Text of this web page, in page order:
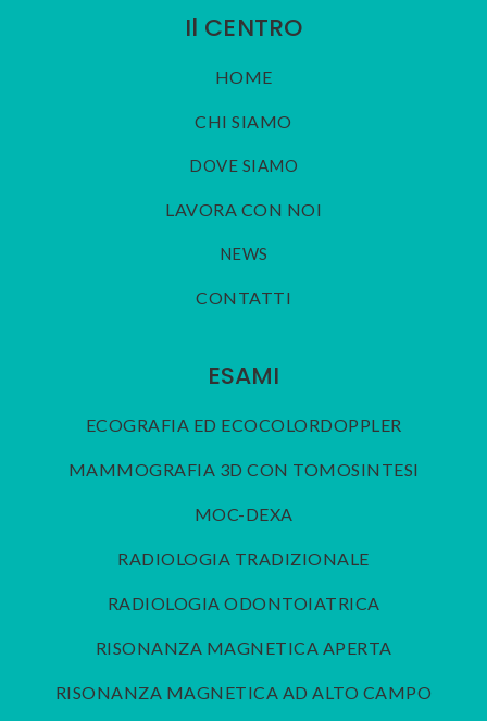
Il CENTRO
HOME
CHI SIAMO
DOVE SIAMO
LAVORA CON NOI
NEWS
CONTATTI
ESAMI
ECOGRAFIA ED ECOCOLORDOPPLER
MAMMOGRAFIA 3D CON TOMOSINTESI
MOC-DEXA
RADIOLOGIA TRADIZIONALE
RADIOLOGIA ODONTOIATRICA
RISONANZA MAGNETICA APERTA
RISONANZA MAGNETICA AD ALTO CAMPO